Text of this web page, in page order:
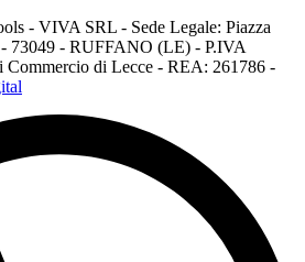
- VIVA SRL - Sede Legale: Piazza
73049 - RUFFANO (LE) - P.IVA
Commercio di Lecce - REA: 261786 -